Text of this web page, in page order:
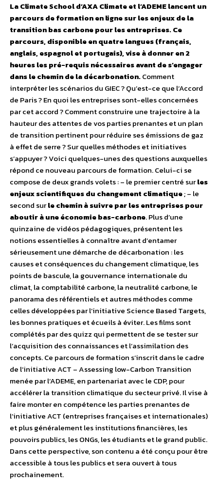
La Climate School d’AXA Climate et l’ADEME lancent un
parcours de formation en ligne sur les enjeux de la
transition bas carbone pour les entreprises. Ce
parcours, disponible en quatre langues (français,
anglais, espagnol et portugais), vise à donner en 2
heures les pré-requis nécessaires avant de s’engager
dans le chemin de la décarbonation.Comment
interpréter les scénarios du GIEC ? Qu’est-ce que l’Accord
de Paris ? En quoi les entreprises sont-elles concernées
par cet accord ? Comment construire une trajectoire à la
hauteur des attentes de vos parties prenantes et un plan
de transition pertinent pour réduire ses émissions de gaz
à effet de serre ? Sur quelles méthodes et initiatives
s’appuyer ? Voici quelques-unes des questions auxquelles
répond ce nouveau parcours de formation. Celui-ci se
compose de deux grands volets : – le premier centré surles
enjeux scientifiques du changement climatique; – le
second surle chemin à suivre par les entreprises pour
aboutir à une économie bas-carbone. Plus d’une
quinzaine de vidéos pédagogiques, présentent les
notions essentielles à connaître avant d’entamer
sérieusement une démarche de décarbonation : les
causes et conséquences du changement climatique, les
points de bascule, la gouvernance internationale du
climat, la comptabilité carbone, la neutralité carbone, le
panorama des référentiels et autres méthodes comme
celles développées par l’initiative Science Based Targets,
les bonnes pratiques et écueils à éviter. Les films sont
complétés par des quizz qui permettent de se tester sur
l’acquisition des connaissances et l’assimilation des
concepts. Ce parcours de formation s’inscrit dans le cadre
de l’initiative ACT – Assessing low-Carbon Transition
menée par l’ADEME, en partenariat avec le CDP, pour
accélérer la transition climatique du secteur privé. Il vise à
faire monter en compétence les parties prenantes de
l’initiative ACT (entreprises françaises et internationales)
et plus généralement les institutions financières, les
pouvoirs publics, les ONGs, les étudiants et le grand public.
Dans cette perspective, son contenu a été conçu pour être
accessible à tous les publics et sera ouvert à tous
prochainement.